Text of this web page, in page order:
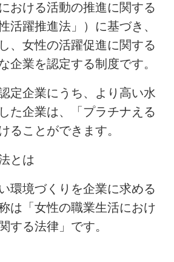
おける活動の推進に関する
活躍推進法」）に基づき、
、女性の活躍促進に関する
企業を認定する制度です。
定企業にうち、より高い水
た企業は、「プラチナえる
ることができます。
とは
環境づくりを企業に求める
は「女性の職業生活におけ
する法律」です。